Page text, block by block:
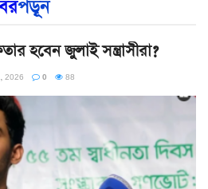
পড়ূন
হবেন জুলাই সন্ত্রাসীরা?
2026 0 88